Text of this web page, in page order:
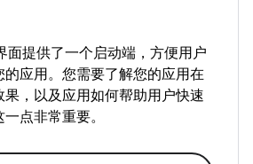
面提供了一个启动端，方便用户
应用。您需要了解您的应用在
，以及应用如何帮助用户快速
点非常重要。